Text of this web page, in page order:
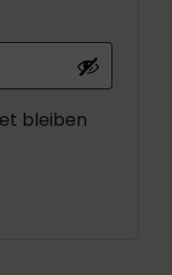
bleiben